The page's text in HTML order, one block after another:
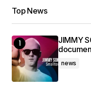
Top News
JIMMY
news